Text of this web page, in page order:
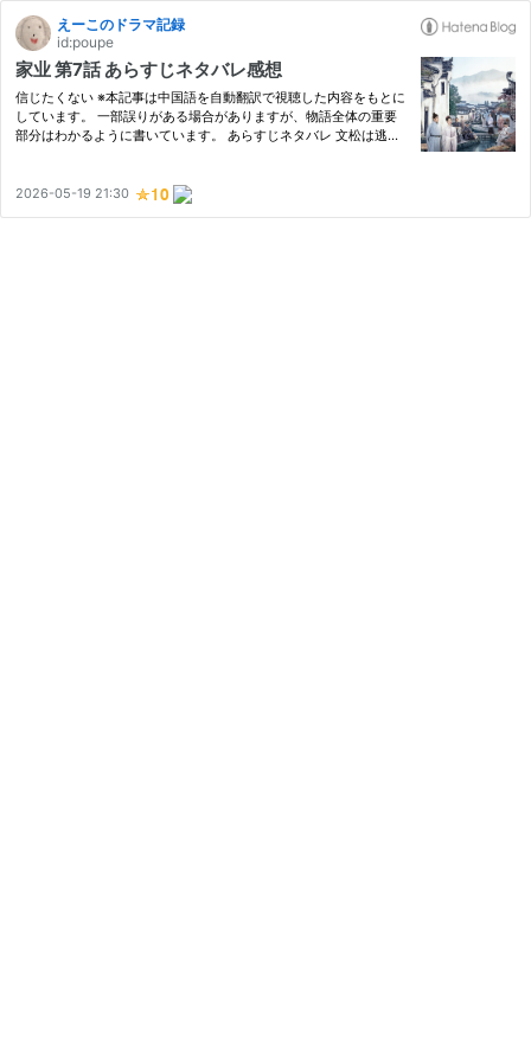
えーこのドラマ記録
id:poupe
家业 第7話 あらすじネタバレ感想
信じたくない ※本記事は中国語を自動翻訳で視聴した内容をもとに
しています。 一部誤りがある場合がありますが、物語全体の重要
部分はわかるように書いています。 あらすじネタバレ 文松は逃げ
2026-05-19 21:30